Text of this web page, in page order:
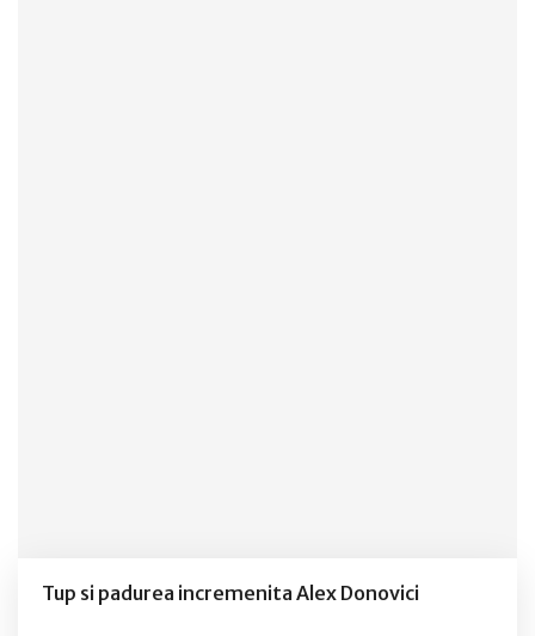
Tup si padurea incremenita Alex Donovici